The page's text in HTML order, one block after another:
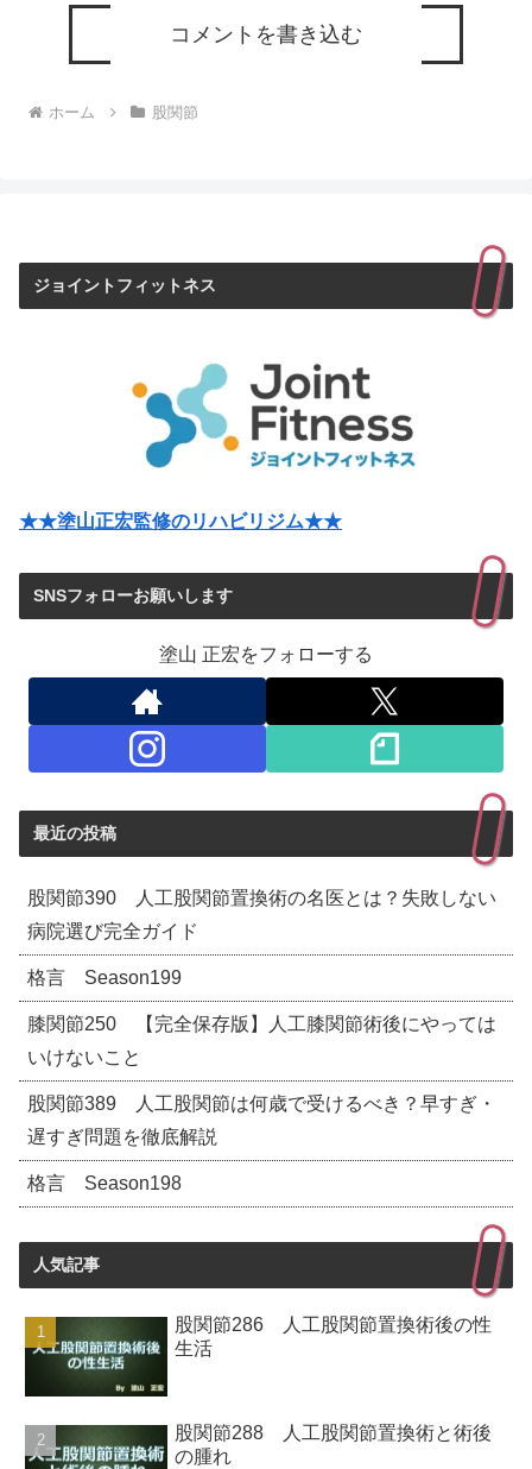
コメントを書き込む
ホーム 股関節
ジョイントフィットネス
★★塗山正宏監修のリハビリジム★★
SNSフォローお願いします
塗山 正宏をフォローする
最近の投稿
股関節390 人工股関節置換術の名医とは？失敗しない
病院選び完全ガイド
格言 Season199
膝関節250 【完全保存版】人工膝関節術後にやっては
いけないこと
股関節389 人工股関節は何歳で受けるべき？早すぎ・
遅すぎ問題を徹底解説
格言 Season198
人気記事
股関節286 人工股関節置換術後の性
生活
股関節288 人工股関節置換術と術後
の腫れ